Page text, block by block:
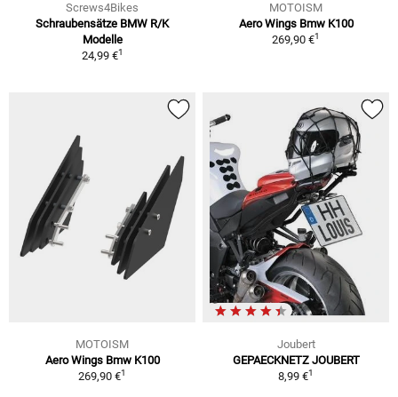
Screws4Bikes
Schraubensätze BMW R/K
Modelle
24,99 €1
MOTOISM
Aero Wings Bmw K100
269,90 €1
MOTOISM
Aero Wings Bmw K100
269,90 €1
Joubert
GEPAECKNETZ JOUBERT
8,99 €1